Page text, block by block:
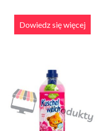
Dowiedz się więcej